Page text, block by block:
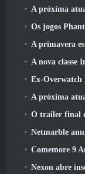
A próxima
Os jogos
A primavera
A nova classe
Ex-Overwatch 2
A próxima
O trailer final do Alfa
Netmarble anuncia data de
Comemore 9
Nexon abre inscrições